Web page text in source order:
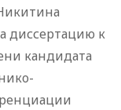
диссертацию к
кандидата